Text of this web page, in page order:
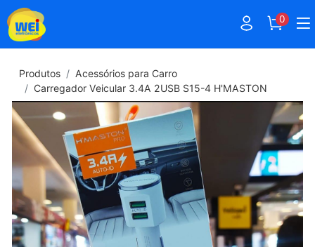
0
Produtos
Acessórios para Carro
Carregador Veicular 3.4A 2USB S15-4 H'MASTON